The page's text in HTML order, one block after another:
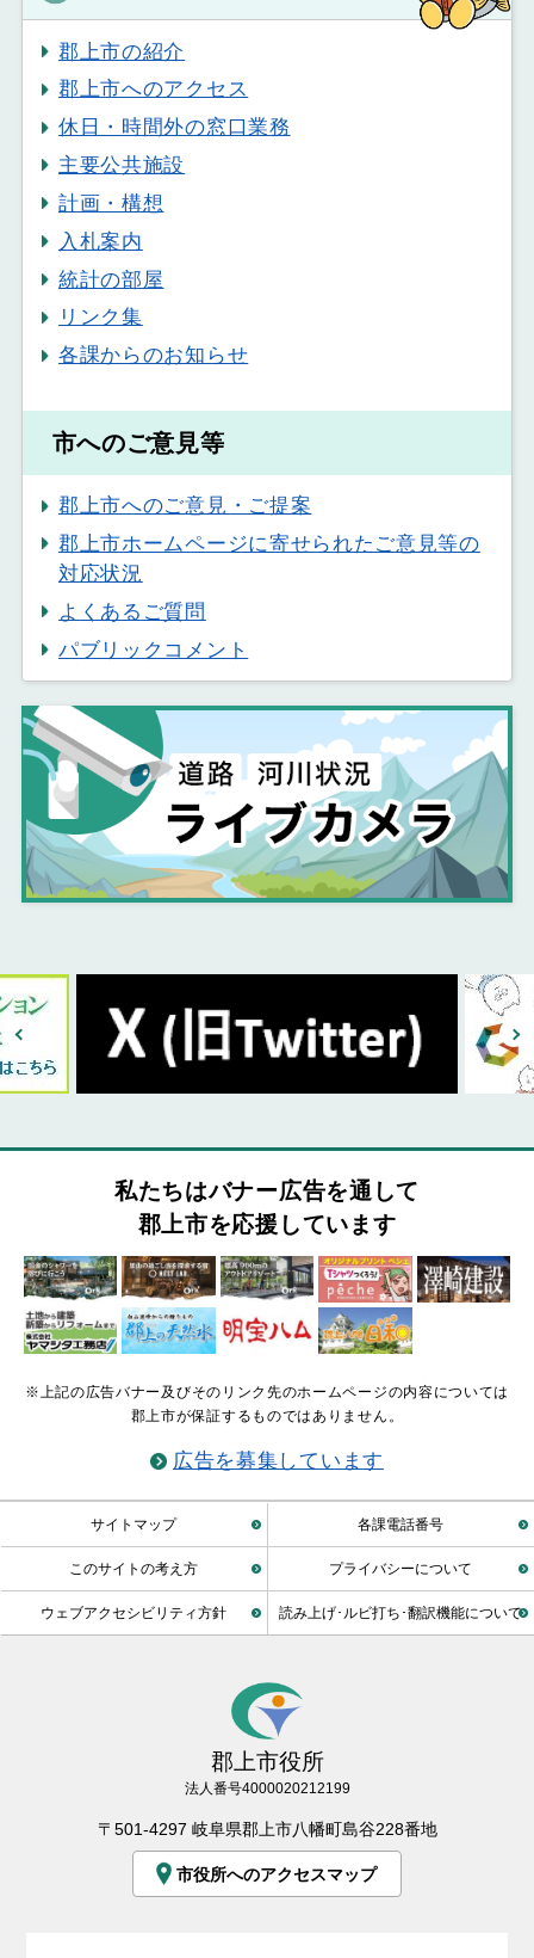
郡上市の紹介
郡上市へのアクセス
休日・時間外の窓口業務
主要公共施設
計画・構想
入札案内
統計の部屋
リンク集
各課からのお知らせ
市へのご意見等
郡上市へのご意見・ご提案
郡上市ホームページに寄せられたご意見等の
対応状況
よくあるご質問
パブリックコメント
私たちはバナー広告を通して
郡上市を応援しています
※上記の広告バナー及びそのリンク先のホームページの内容については
郡上市が保証するものではありません。
広告を募集しています
サイトマップ 各課電話番号
このサイトの考え方 プライバシーについて
ウェブアクセシビリティ方針 読み上げ･ルビ打ち･翻訳機能について
郡上市役所
法人番号4000020212199
〒501-4297 岐阜県郡上市八幡町島谷228番地
市役所へのアクセスマップ